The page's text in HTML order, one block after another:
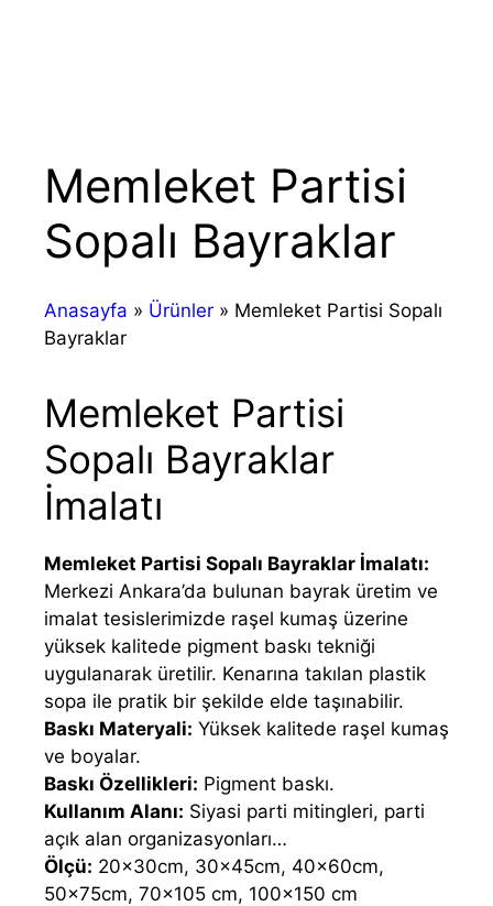
Memleket Partisi
Sopalı Bayraklar
Anasayfa » Ürünler » Memleket Partisi Sopalı
Bayraklar
Memleket Partisi
Sopalı Bayraklar
İmalatı
Memleket Partisi Sopalı Bayraklar İmalatı:
Merkezi Ankara’da bulunan bayrak üretim ve
imalat tesislerimizde raşel kumaş üzerine
yüksek kalitede pigment baskı tekniği
uygulanarak üretilir. Kenarına takılan plastik
sopa ile pratik bir şekilde elde taşınabilir.
Baskı Materyali: Yüksek kalitede raşel kumaş
ve boyalar.
Baskı Özellikleri: Pigment baskı.
Kullanım Alanı: Siyasi parti mitingleri, parti
açık alan organizasyonları…
Ölçü: 20×30cm, 30×45cm, 40×60cm,
50×75cm, 70×105 cm, 100×150 cm